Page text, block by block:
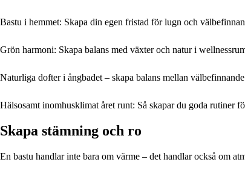
Bastu i hemmet: Skapa din egen fristad för lugn och
Grön harmoni: Skapa balans med växter och natur i
Naturliga dofter i ångbadet – skapa balans mellan
Hälsosamt inomhusklimat året runt: Så skapar du goda rutiner
Skapa stämning och ro
En bastu handlar inte bara om värme – det handlar också om